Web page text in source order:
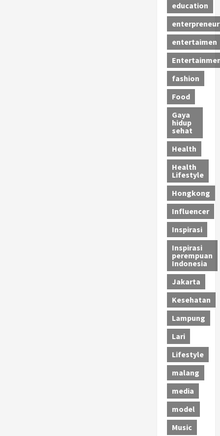
education
enterpreneur
entertaimen
fashion
Food
Gaya
hidup
sehat
Health
Health
Lifestyle
Hongkong
Influencer
Inspirasi
Inspirasi
perempuan
Indonesia
Jakarta
Kesehatan
Lampung
Lari
Lifestyle
malang
media
model
Music